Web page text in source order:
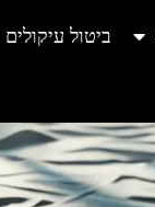
ביטול עיקולים